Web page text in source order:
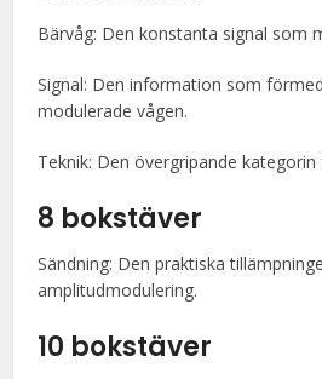
Bärvåg: Den konstanta signal som
Signal: Den information som
modulerade vågen.
Teknik: Den övergripande
8 bokstäver
Sändning: Den praktiska
amplitudmodulering.
10 bokstäver